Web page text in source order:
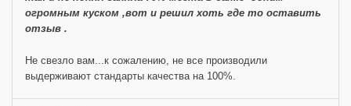
огромным куском ,вот и решил хоть где то оставить
отзыв .
Не свезло вам...к сожалению, не все производили
выдерживают стандарты качества на 100%.